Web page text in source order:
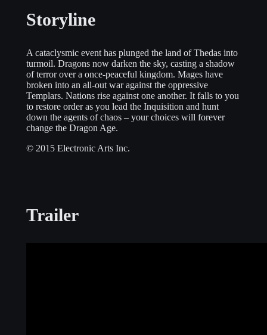
Storyline
A cataclysmic event has plunged the land of Thedas into
turmoil. Dragons now darken the sky, casting a shadow
of terror over a once-peaceful kingdom. Mages have
broken into an all-out war against the oppressive
Templars. Nations rise against one another. It falls to you
to restore order as you lead the Inquisition and hunt
down the agents of chaos – your choices will forever
change the Dragon Age.
© 2015 Electronic Arts Inc.
Trailer